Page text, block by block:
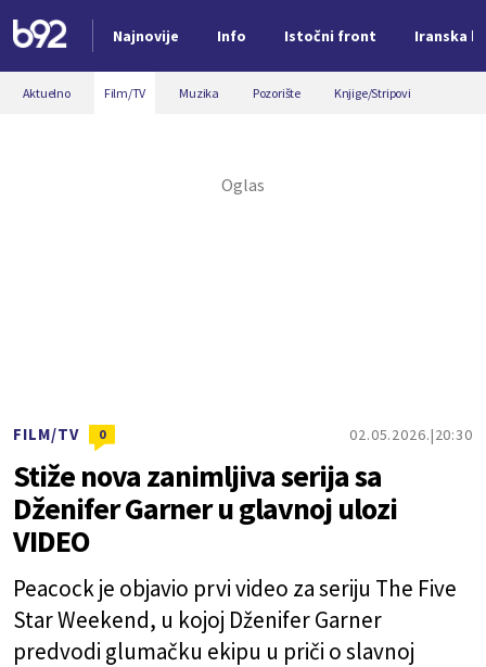
Najnovije Info Istočni front Iranska
Nova vest
Aktuelno Film/TV Muzika Pozorište Knjige/Stripovi
FILM/TV 0 02.05.2026. 20:30
Stiže nova zanimljiva serija sa
Dženifer Garner u glavnoj ulozi
VIDEO
Peacock je objavio prvi video za seriju The Five
Star Weekend, u kojoj Dženifer Garner
predvodi glumačku ekipu u priči o slavnoj